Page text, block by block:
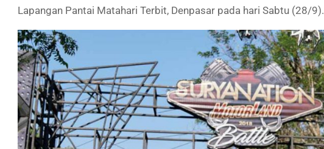
Lapangan Pantai Matahari Terbit, Denpasar pada hari Sabtu (28/9).